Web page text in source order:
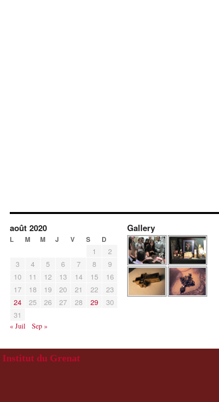
août 2020
L M M J V S D
1
2
3
4 5 6 7 8
9
10
11 12 13 14 15
16
17
18 19 20 21 22
23
24
25 26 27 28 29
30
31
« Juil Sep »
Gallery
Institut du Grenat